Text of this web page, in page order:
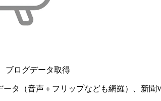
ブログデータ取得
タ（音声＋フリップなども網羅）、新聞